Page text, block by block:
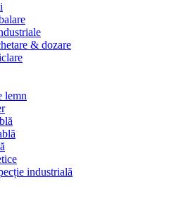
& dozare
lemn
industrială